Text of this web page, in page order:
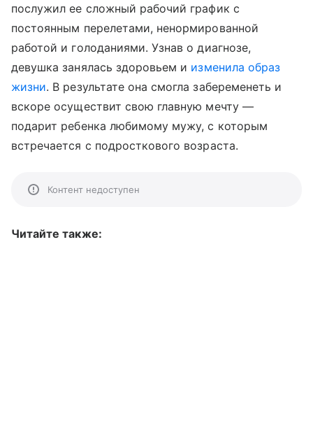
послужил ее сложный рабочий график с
постоянным перелетами, ненормированной
работой и голоданиями. Узнав о диагнозе,
девушка занялась здоровьем и изменила образ
жизни. В результате она смогла забеременеть и
вскоре осуществит свою главную мечту —
подарит ребенка любимому мужу, с которым
встречается с подросткового возраста.
Контент недоступен
Читайте также: